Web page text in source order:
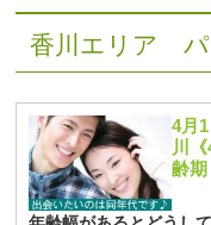
香川エリア パ
4月
川
齢期